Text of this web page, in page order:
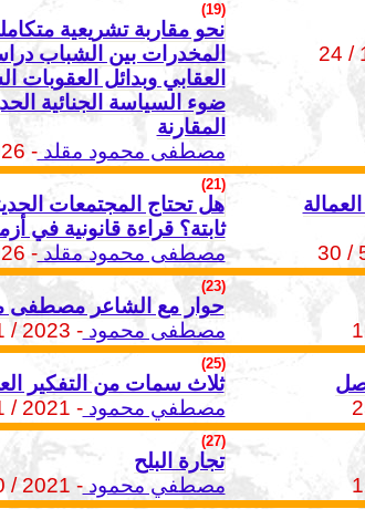
(19)
نحو مقاربة تشريعية
المخدرات بين الشباب
العقابي وبدائل العقوبات
ضوء السياسة الجنائية
المقارنة
مصطفى محمود مقلد- 2026 / 1 / 26
(21)
هل تحتاج المجتمعات
ثابتة؟ قراءة قانونية في
مصطفى محمود مقلد- 2026 / 1 / 22
(23)
حوار مع الشاعر مصطفى
مصطفى محمود- 2023 / 1 / 26
(25)
ثلاث سمات من التفكير
مصطفي محمود- 2021 / 11 / 29
(27)
تجارة البلح
مصطفي محمود- 2021 / 10 / 17